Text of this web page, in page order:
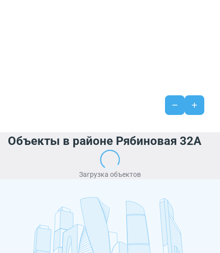
Объекты в районе Рябиновая 32А
Загрузка объектов